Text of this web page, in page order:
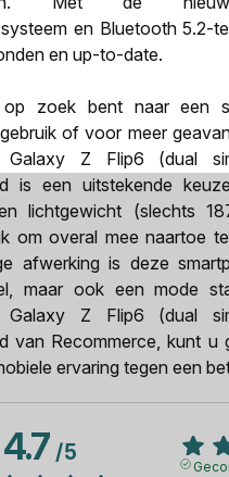
en Bluetooth 5.2-
en up-to-date.
zoek bent naar een
of voor meer
Galaxy Z Flip6 (dual
is een uitstekende
lichtgewicht (slechts
om overal mee naartoe
afwerking is deze
maar ook een mode
Galaxy Z Flip6 (dual
van Recommerce, kunt u
ervaring tegen een
4.7/5